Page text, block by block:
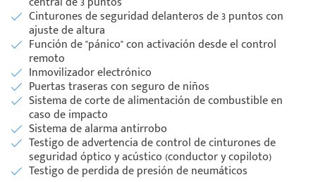
Cinturones de seguridad delanteros de 3 puntos con
ajuste de altura
Función de "pánico" con activación desde el control
remoto
Inmovilizador electrónico
Puertas traseras con seguro de niños
Sistema de corte de alimentación de combustible en
caso de impacto
Sistema de alarma antirrobo
Testigo de advertencia de control de cinturones de
seguridad óptico y acústico (conductor y copiloto)
Testigo de perdida de presión de neumáticos